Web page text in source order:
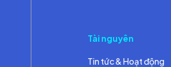
Tài nguyên
Tin tức & Hoạt động